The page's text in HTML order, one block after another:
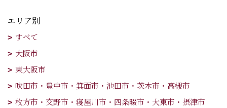
エリア別
すべて
大阪市
東大阪市
吹田市・豊中市・箕面市・池田市・茨木市・高槻市
枚方市・交野市・寝屋川市・四条畷市・大東市・摂津市